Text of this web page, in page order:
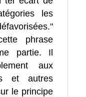
les
phrase
partie. Il
aux
et autres
le principe